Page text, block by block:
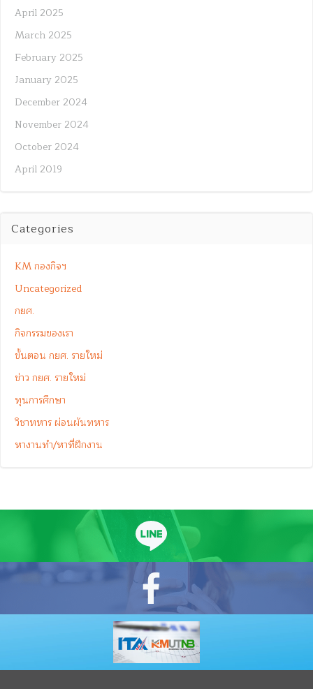
April 2025
March 2025
February 2025
January 2025
December 2024
November 2024
October 2024
April 2019
Categories
KM กองกิจฯ
Uncategorized
กยศ.
กิจกรรมของเรา
ขั้นตอน กยศ. รายใหม่
ข่าว กยศ. รายใหม่
ทุนการศึกษา
วิชาทหาร ผ่อนผันทหาร
หางานทำ/หาที่ฝึกงาน